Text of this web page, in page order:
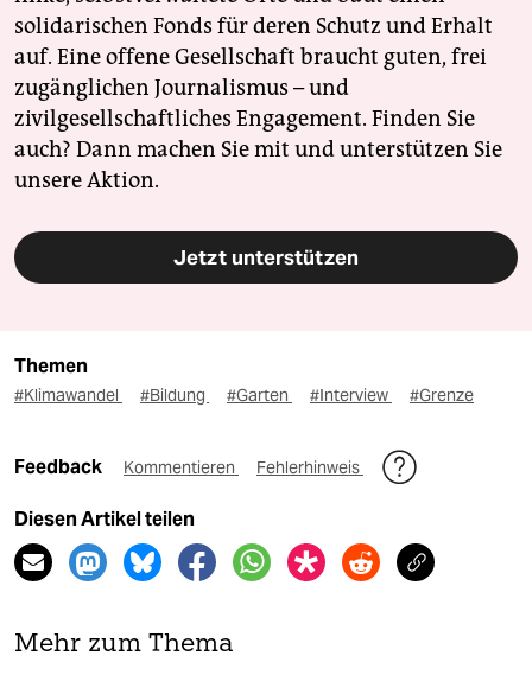
solidarischen Fonds für deren Schutz und Erhalt
auf. Eine offene Gesellschaft braucht guten, frei
zugänglichen Journalismus – und
zivilgesellschaftliches Engagement. Finden Sie
auch? Dann machen Sie mit und unterstützen Sie
unsere Aktion.
Jetzt unterstützen
Themen
#Klimawandel #Bildung #Garten #Interview #Grenze
Feedback Kommentieren Fehlerhinweis
Diesen Artikel teilen
Mehr zum Thema